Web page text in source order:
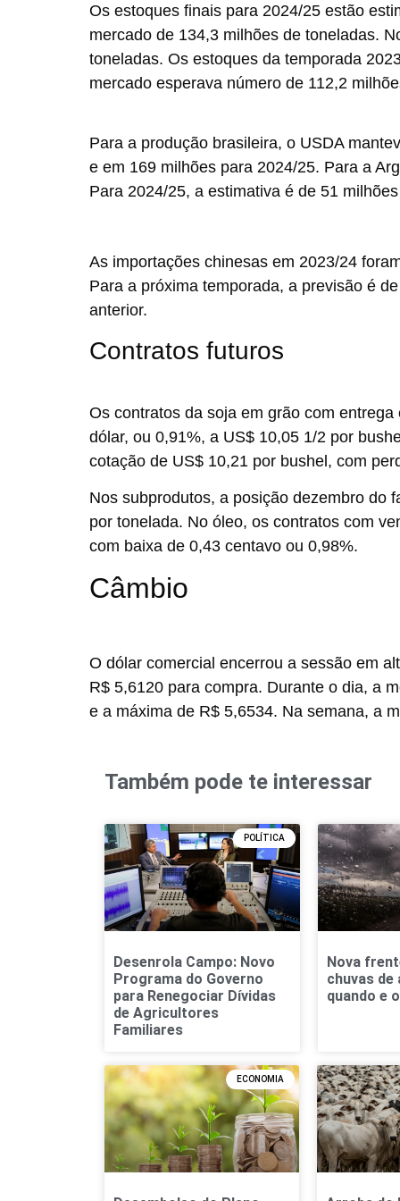
Os estoques finais para 2024/25 estão
mercado de 134,3 milhões de toneladas.
toneladas. Os estoques da temporada
mercado esperava número de 112,2
Para a produção brasileira, o USDA
e em 169 milhões para 2024/25. Para a
Para 2024/25, a estimativa é de 51
As importações chinesas em 2023/24
Para a próxima temporada, a previsão é
anterior.
Contratos futuros
Os contratos da soja em grão com
dólar, ou 0,91%, a US$ 10,05 1/2 por
cotação de US$ 10,21 por bushel, com
Nos subprodutos, a posição dezembro do
por tonelada. No óleo, os contratos com
com baixa de 0,43 centavo ou 0,98%.
Câmbio
O dólar comercial encerrou a sessão em
R$ 5,6120 para compra. Durante o dia, a
e a máxima de R$ 5,6534. Na semana, a
Também pode te interessar
POLÍTICA
Desenrola Campo: Novo
Programa do Governo
para Renegociar Dívidas
de Agricultores
Familiares
Nova
chuvas de
quando e
ECONOMIA